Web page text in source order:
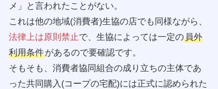
メ」と言われたことがない。
これは他の地域(消費者)生協の店でも同様ながら、
法律上は原則禁止で、生協によっては一定の員外
利用条件があるので要確認です。
そもそも、消費者協同組合の成り立ちの主体であ
った共同購入(コープの宅配)には正式に認められた